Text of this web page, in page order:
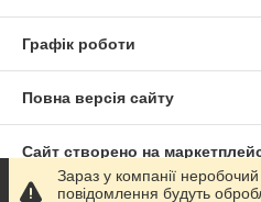
Графік роботи
Повна версія сайту
Сайт створено на
Зараз у компанії
повідомлення будуть